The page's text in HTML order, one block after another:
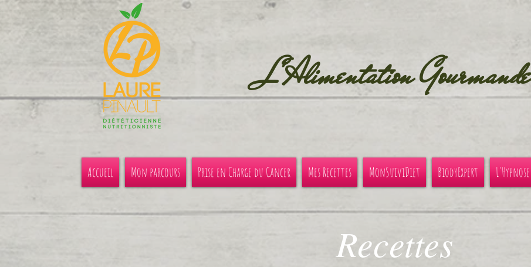
L'Alimentation Gourmande
Accueil Mon parcours Prise en Charge du Cancer Mes Recettes MonSuiviDiet BiodyExpert L'Hypnose
Recettes